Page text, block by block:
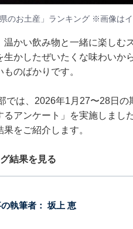
のお土産」ランキング ※画像は
温かい飲み物と一緒に楽しむ
生かしたぜいたくな味わい
のばかりです。
では、2026年1月27〜28日
るアンケート」を実施しまし
をご紹介します。
結果を見る
執筆者： 坂上 恵